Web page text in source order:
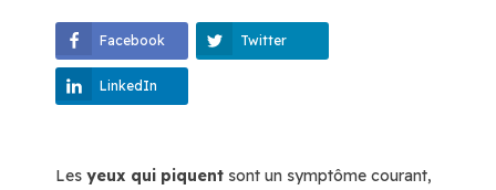
Facebook Twitter
LinkedIn
Les yeux qui piquent sont un symptôme courant,